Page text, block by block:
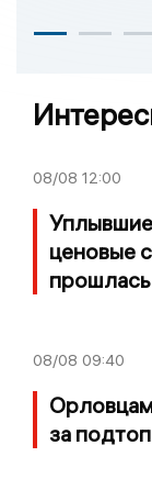
08/08 12:00
ценовые
08/08 09:40
за